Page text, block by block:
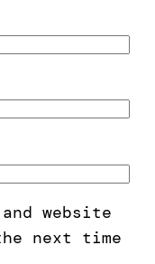
website
next time